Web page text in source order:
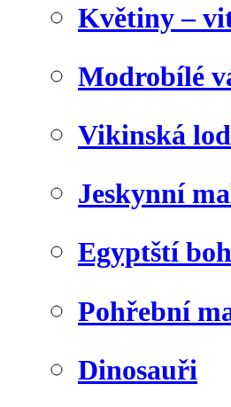
Květiny –
Modrobílé
Vikinská
Jeskynní
Egyptští
Pohřební
Dinosauři